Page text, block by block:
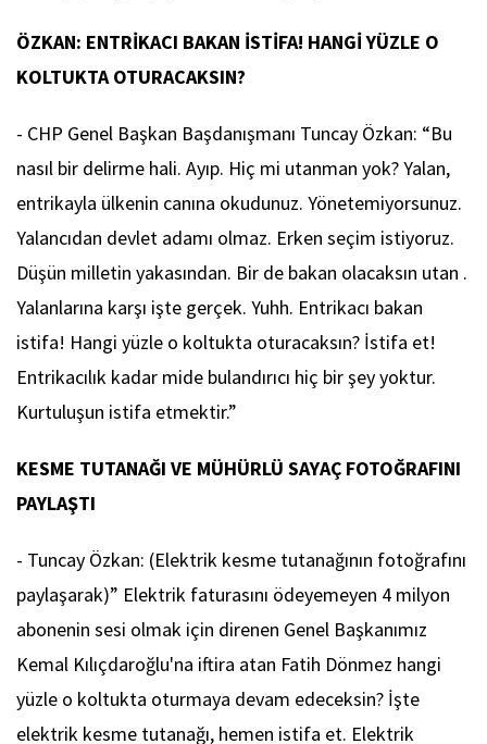
ÖZKAN: ENTRİKACI BAKAN İSTİFA! HANGİ YÜZLE O
KOLTUKTA OTURACAKSIN?
- CHP Genel Başkan Başdanışmanı Tuncay Özkan: “Bu
nasıl bir delirme hali. Ayıp. Hiç mi utanman yok? Yalan,
entrikayla ülkenin canına okudunuz. Yönetemiyorsunuz.
Yalancıdan devlet adamı olmaz. Erken seçim istiyoruz.
Düşün milletin yakasından. Bir de bakan olacaksın utan .
Yalanlarına karşı işte gerçek. Yuhh. Entrikacı bakan
istifa! Hangi yüzle o koltukta oturacaksın? İstifa et!
Entrikacılık kadar mide bulandırıcı hiç bir şey yoktur.
Kurtuluşun istifa etmektir.”
KESME TUTANAĞI VE MÜHÜRLÜ SAYAÇ FOTOĞRAFINI
PAYLAŞTI
- Tuncay Özkan: (Elektrik kesme tutanağının fotoğrafını
paylaşarak)” Elektrik faturasını ödeyemeyen 4 milyon
abonenin sesi olmak için direnen Genel Başkanımız
Kemal Kılıçdaroğlu'na iftira atan Fatih Dönmez hangi
yüzle o koltukta oturmaya devam edeceksin? İşte
elektrik kesme tutanağı, hemen istifa et. Elektrik